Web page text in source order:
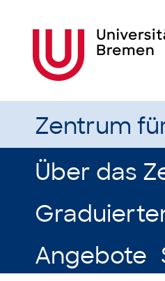
Zentrum
Über das
Angebote